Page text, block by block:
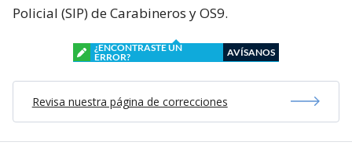
Policial (SIP) de Carabineros y OS9.
¿ENCONTRASTE UN
ERROR?
AVÍSANOS
Revisa nuestra página de correcciones